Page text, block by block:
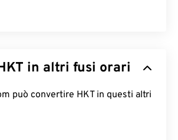
in altri fusi orari
può convertire HKT in questi altri